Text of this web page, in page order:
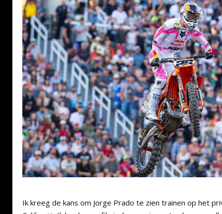
Ik kreeg de kans om Jorge Prado te zien trainen op het